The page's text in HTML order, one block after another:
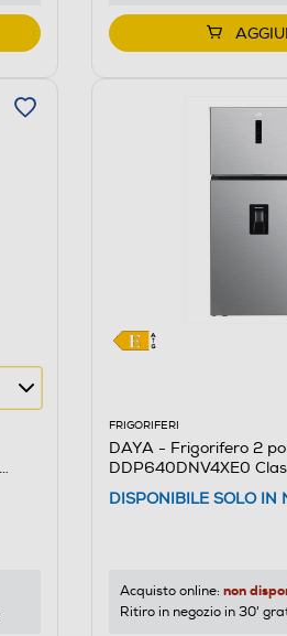
FRIGORIFERI
DAYA - Frigorifero 2
DDP640DNV4XE0
Silver
DISPONIBILE SOLO IN
Acquisto online: non
Ritiro in negozio in 30'